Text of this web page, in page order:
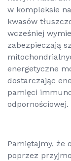
w kompleksie
kwasów
wcześniej
zabezpieczają
energetyczne
dostarczając
pamięci
odpornościowej.
Pamiętajmy, że
poprzez